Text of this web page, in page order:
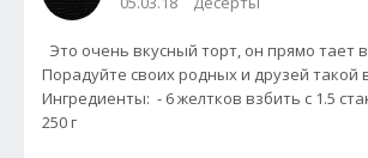
Это очень вкусный торт, он прямо тает
Порадуйте своих родных и друзей такой
Ингредиенты: - 6 желтков взбить с 1.5 стаканами сахара -
250 г